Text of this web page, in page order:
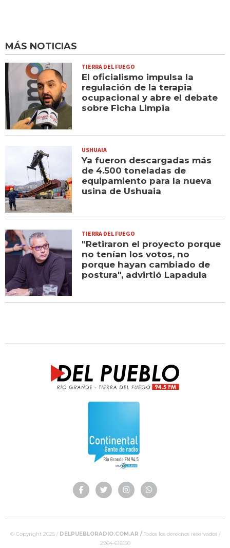
MÁS NOTICIAS
TIERRA DEL FUEGO
El oficialismo impulsa la
regulación de la terapia
ocupacional y abre el debate
sobre Ficha Limpia
USHUAIA
Ya fueron descargadas más
de 4.500 toneladas de
equipamiento para la nueva
usina de Ushuaia
TIERRA DEL FUEGO
"Retiraron el proyecto porque
no tenían los votos, no
porque hayan cambiado de
postura", advirtió Lapadula
© Copyright 2025 / DELPUEBLORADIO.COM.AR /Todos los derechos reservados /
2964-618150